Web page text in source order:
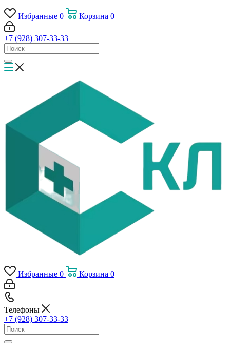
Избранные 0 Корзина 0
+7 (928) 307-33-33
Избранные 0 Корзина 0
Телефоны
+7 (928) 307-33-33